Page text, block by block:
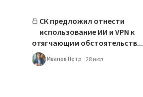
СК предложил отнести
использование ИИ и VPN к
отягчающим обстоятельств...
Иванов Петр 28 июл